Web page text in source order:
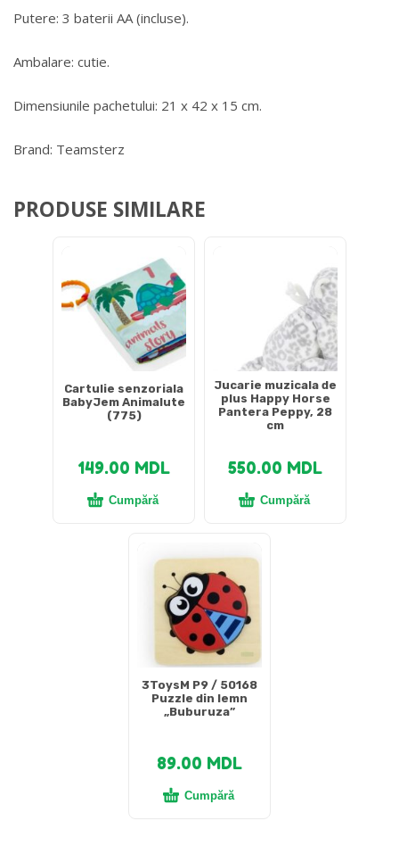
Putere: 3 baterii AA (incluse).
Ambalare: cutie.
Dimensiunile pachetului: 21 x 42 x 15 cm.
Brand: Teamsterz
PRODUSE SIMILARE
Cartulie senzoriala
BabyJem Animalute
(775)
149.00 MDL
Cumpără
Jucarie muzicala de
plus Happy Horse
Pantera Peppy, 28
cm
550.00 MDL
Cumpără
3ToysM P9 / 50168
Puzzle din lemn
„Buburuza”
89.00 MDL
Cumpără